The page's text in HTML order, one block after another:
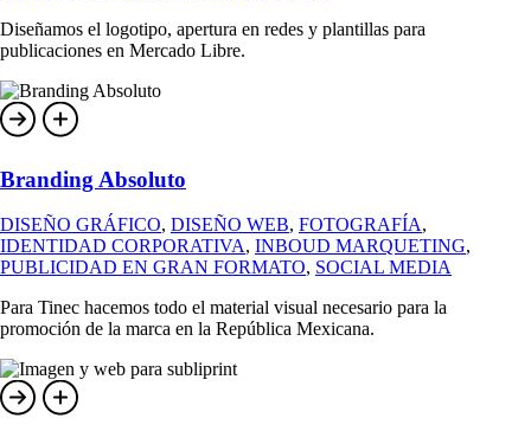
Diseñamos el logotipo, apertura en redes y plantillas para
publicaciones en Mercado Libre.
Branding Absoluto
DISEÑO GRÁFICO, DISEÑO WEB, FOTOGRAFÍA,
IDENTIDAD CORPORATIVA, INBOUD MARQUETING,
PUBLICIDAD EN GRAN FORMATO, SOCIAL MEDIA
Para Tinec hacemos todo el material visual necesario para la
promoción de la marca en la República Mexicana.